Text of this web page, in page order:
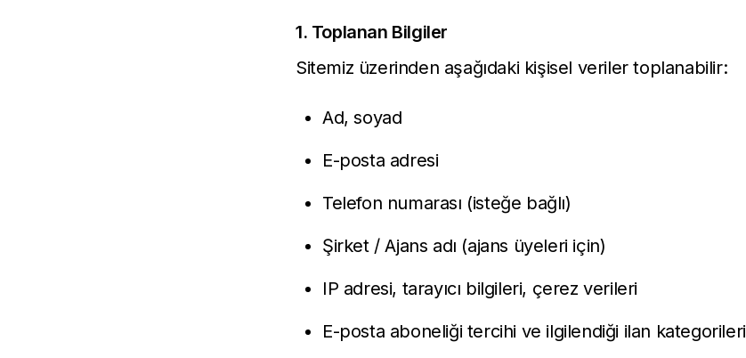
1. Toplanan Bilgiler
Sitemiz üzerinden aşağıdaki kişisel veriler toplanabilir:
Ad, soyad
E-posta adresi
Telefon numarası (isteğe bağlı)
Şirket / Ajans adı (ajans üyeleri için)
IP adresi, tarayıcı bilgileri, çerez verileri
E-posta aboneliği tercihi ve ilgilendiği ilan kategorileri